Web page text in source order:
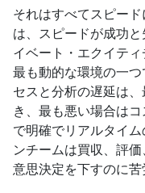
それはすべてスピー
は、スピードが成功
イベート・エクイテ
最も動的な環境の一
セスと分析の遅延は
き、最も悪い場合は
で明確でリアルタイ
ンチームは買収、評
意思決定を下すのに苦